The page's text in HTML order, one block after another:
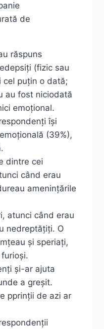
de
răspuns
(fizic sau
cel puțin o dată;
au fost niciodată
emoțional.
își
(39%),
dintre cei
când erau
amenințările
atunci când erau
nedreptățiți. O
și speriați,
și-ar ajuta
a greșit.
pprinții de azi ar